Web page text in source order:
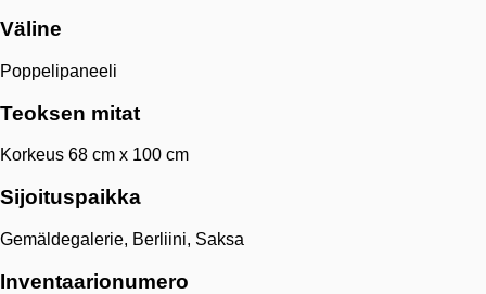
Väline
Poppelipaneeli
Teoksen mitat
Korkeus 68 cm x 100 cm
Sijoituspaikka
Gemäldegalerie, Berliini, Saksa
Inventaarionumero